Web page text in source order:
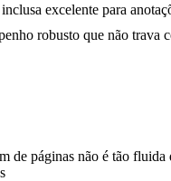
excelente para
robusto que não trava
de páginas não é tão fluida